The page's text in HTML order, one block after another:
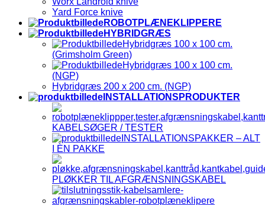
Yard Force knive
ROBOTPLÆNEKLIPPERE
HYBRIDGRÆS
Hybridgræs 100 x 100 cm.
(Grimsholm Green)
Hybridgræs 100 x 100 cm.
(NGP)
Hybridgræs 200 x 200 cm. (NGP)
INSTALLATIONSPRODUKTER
KABELSØGER / TESTER
INSTALLATIONSPAKKER – ALT
I ÈN PAKKE
PLØKKER TIL AFGRÆNSNINGSKABEL